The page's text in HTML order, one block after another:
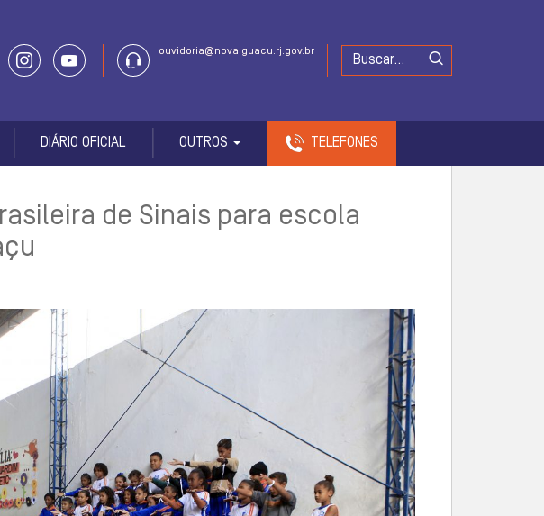
ouvidoria@novaiguacu.rj.gov.br
DIÁRIO OFICIAL OUTROS TELEFONES
de Sinais para escola